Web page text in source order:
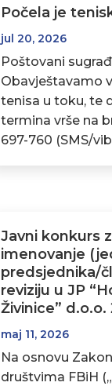
Počela je
jul 20, 2026
Poštovani
Obavještavamo
tenisa u toku, te
termina vrše na
697-760 (SMS/
Javni konkurs
imenovanje
predsjednika/
reviziju u JP
Živinice” d.o.o.
maj 11, 2026
Na osnovu
društvima FBiH